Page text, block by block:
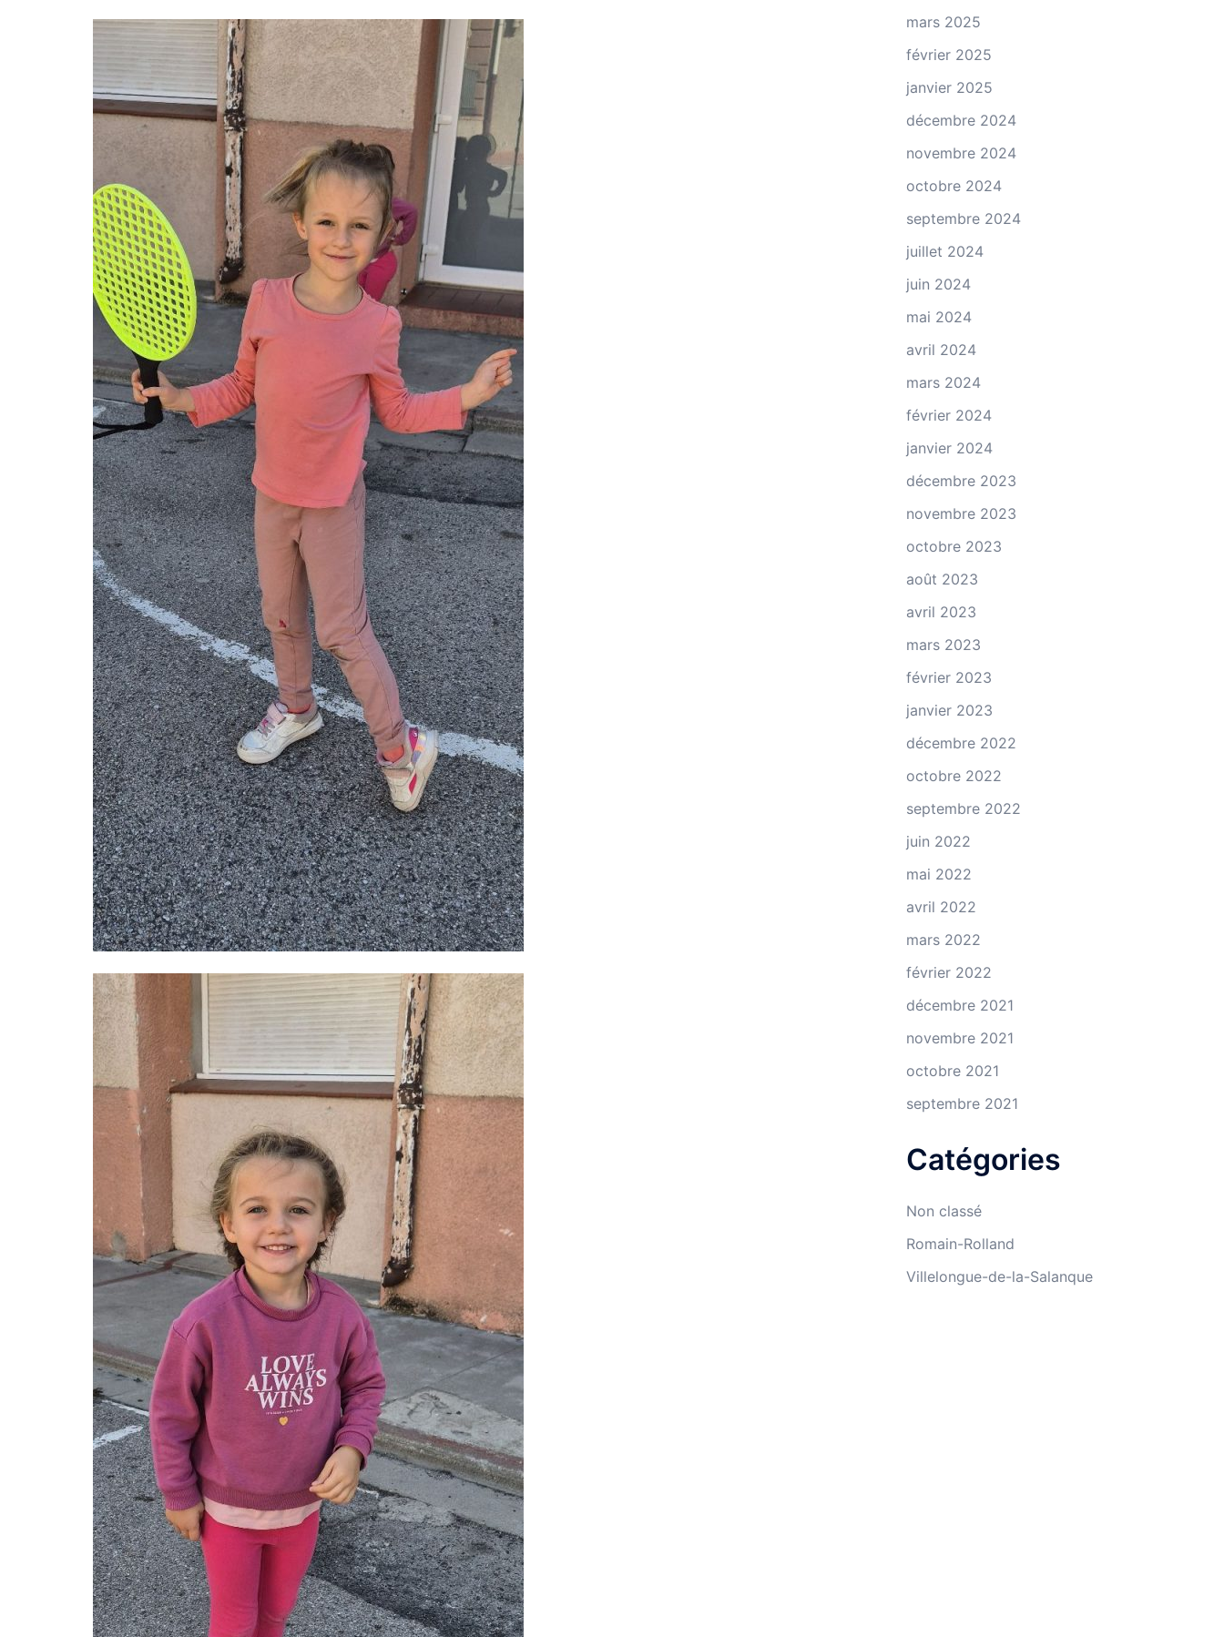
mars 2025
février 2025
janvier 2025
décembre 2024
novembre 2024
octobre 2024
septembre 2024
juillet 2024
juin 2024
mai 2024
avril 2024
mars 2024
février 2024
janvier 2024
décembre 2023
novembre 2023
octobre 2023
août 2023
avril 2023
mars 2023
février 2023
janvier 2023
décembre 2022
octobre 2022
septembre 2022
juin 2022
mai 2022
avril 2022
mars 2022
février 2022
décembre 2021
novembre 2021
octobre 2021
septembre 2021
Catégories
Non classé
Romain-Rolland
Villelongue-de-la-Salanque